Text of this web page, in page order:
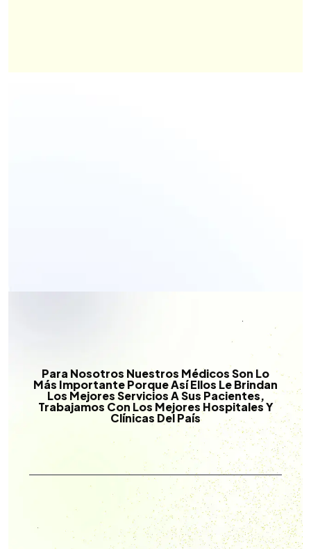
Para Nosotros Nuestros Médicos Son Lo
Más Importante Porque Así Ellos Le Brindan
Los Mejores Servicios A Sus Pacientes,
Trabajamos Con Los Mejores Hospitales Y
Clínicas Del País